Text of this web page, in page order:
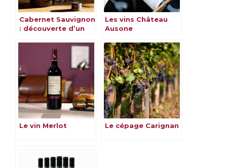
Cabernet Sauvignon
: découverte d’un
emblématique
Les vins Château
Ausone
Le vin Merlot Le cépage Carignan